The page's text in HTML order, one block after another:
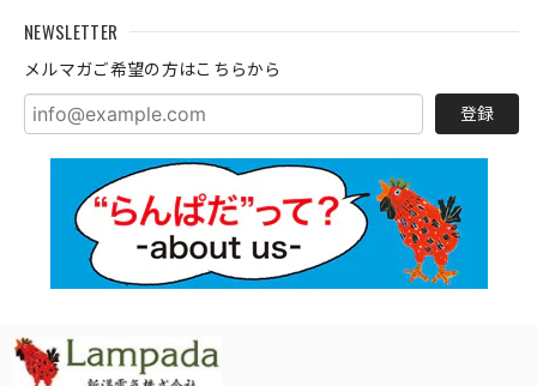
NEWSLETTER
メルマガご希望の方はこちらから
登録